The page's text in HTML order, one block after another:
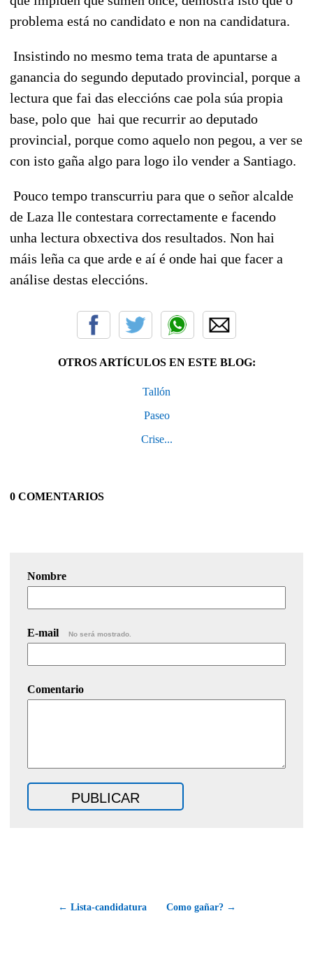
problema está no candidato e non na candidatura.
Insistindo no mesmo tema trata de apuntarse a
ganancia do segundo deputado provincial, porque a
lectura que fai das eleccións cae pola súa propia
base, polo que hai que recurrir ao deputado
provincial, porque como aquelo non pegou, a ver se
con isto gaña algo para logo ilo vender a Santiago.
Pouco tempo transcurriu para que o señor alcalde
de Laza lle contestara correctamente e facendo
unha lectura obxectiva dos resultados. Non hai
máis leña ca que arde e aí é onde hai que facer a
análise destas eleccións.
OTROS ARTÍCULOS EN ESTE BLOG:
Tallón
Paseo
Crise...
0 COMENTARIOS
Nombre
E-mail No será mostrado.
Comentario
← Lista-candidatura Como gañar? →